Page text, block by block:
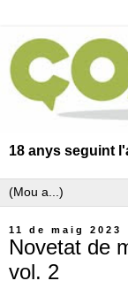
18 anys seguint
11 de maig 2023
Novetat de
vol. 2